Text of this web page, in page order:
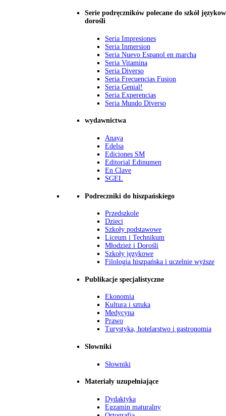
Serie podręczników polecane do szkół
dorośli
Seria Impresiones
Seria Inmersion
Seria Nuevo Espanol en marcha
Seria Vitamina
Seria Diverso
Seria Frecuencias Fusion
Seria Genial!
Seria Experencias
Seria Mundo Diverso
wydawnictwa
Anaya
Edelsa
Ediciones SM
Editorial Edinumen
En Clave
SGEL
Podreczniki do hiszpańskiego
Przedszkole
Dzieci
Szkoły podstawowe
Liceum i Technikum
Młodzież i Dorośli
Szkoły językowe
Filologia hiszpańska i uczelnie wyższe
Publikacje specjalistyczne
Ekonomia
Kultura i sztuka
Medycyna
Prawo
Turystyka, hotelarstwo i gastronomia
Słowniki
Słowniki
Materiały uzupełniające
Dydaktyka
Egzamin maturalny